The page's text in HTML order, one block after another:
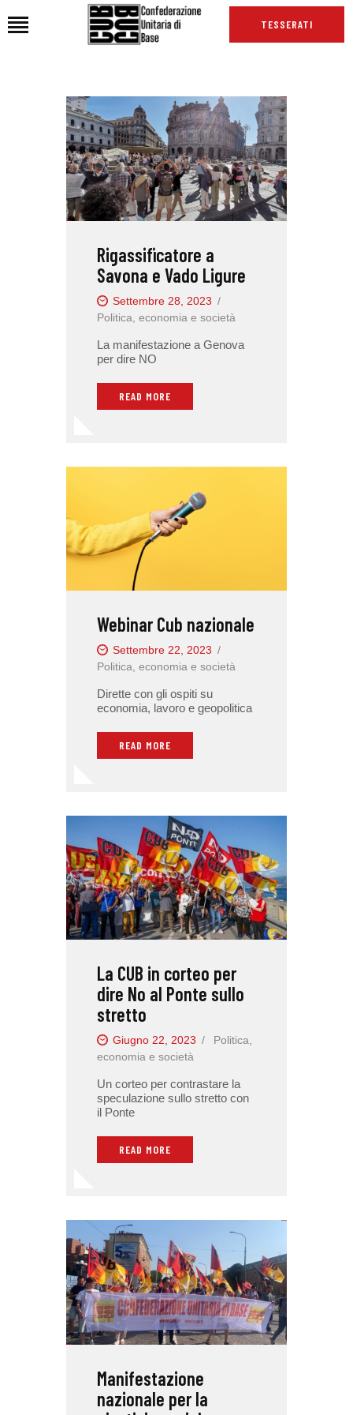
TESSERATI
HOME
CHI SIAMO
SEDI
NEWS
PODCAST CUB
INTERNAZIONALE
RASSEGNA STAMPA
Rigassificatore a
Savona e Vado Ligure
Settembre 28, 2023
Politica, economia e società
La manifestazione a Genova
per dire NO
READ MORE
Webinar Cub nazionale
Settembre 22, 2023
Politica, economia e società
Dirette con gli ospiti su
economia, lavoro e geopolitica
READ MORE
La CUB in corteo per
dire No al Ponte sullo
stretto
Giugno 22, 2023
Politica,
economia e società
Un corteo per contrastare la
speculazione sullo stretto con
il Ponte
READ MORE
Manifestazione
nazionale per la